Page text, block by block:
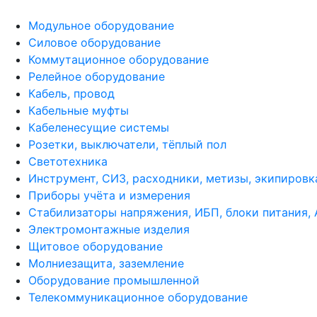
Модульное оборудование
Силовое оборудование
Коммутационное оборудование
Релейное оборудование
Кабель, провод
Кабельные муфты
Кабеленесущие системы
Розетки, выключатели, тёплый пол
Светотехника
Инструмент, СИЗ, расходники, метизы,
Приборы учёта и измерения
Стабилизаторы напряжения, ИБП, блоки питания,
Электромонтажные изделия
Щитовое оборудование
Молниезащита, заземление
Оборудование промышленной
Телекоммуникационное оборудование